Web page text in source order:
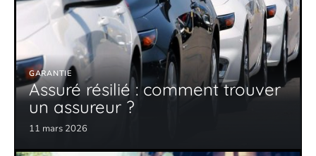
GARANTIE
Assuré résilié : comment trouver
un assureur ?
11 mars 2026